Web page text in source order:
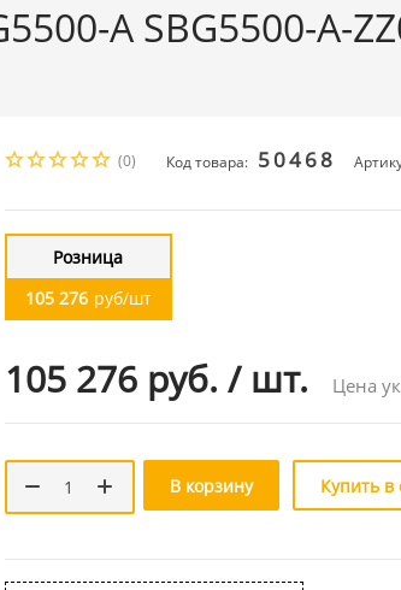
A SBG5500-A-
(0) Код товара: 50468
Розница
105 276 руб/шт
105 276 руб. / шт. Цена
В корзину Купить в